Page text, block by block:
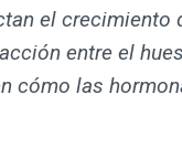
el crecimiento
entre el
cómo las